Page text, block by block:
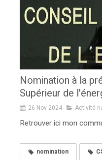
Nomination à la
Supérieur de
26 Nov 2024 Activité
Retrouver ici mon
nomination